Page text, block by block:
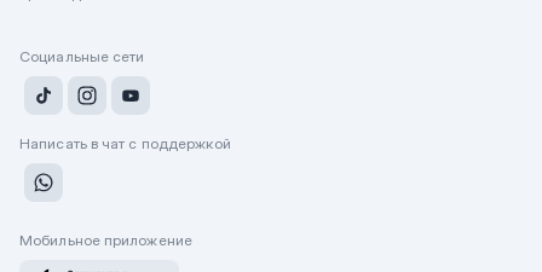
Социальные сети
Написать в чат с поддержкой
Мобильное приложение